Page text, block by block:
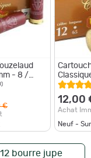
- 8 /
€
12/65
P.8
12,00
Achat
Neuf -
bourre jupe